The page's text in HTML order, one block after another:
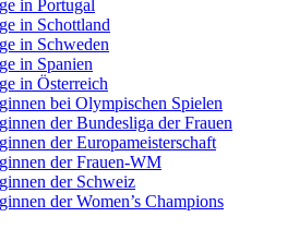
in Portugal
in Schottland
in Schweden
in Spanien
in Österreich
bei Olympischen Spielen
der Bundesliga der Frauen
der Europameisterschaft
der Frauen-WM
der Schweiz
der Women’s Champions